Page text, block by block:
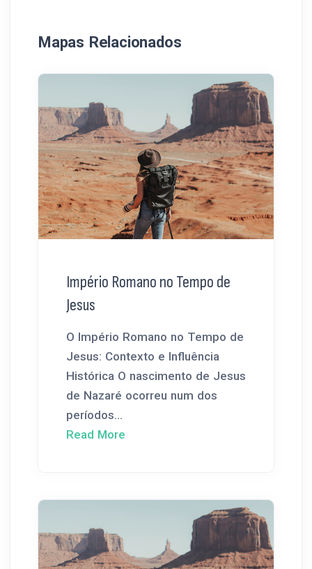
Mapas Relacionados
Império Romano no Tempo de
Jesus
O Império Romano no Tempo de
Jesus: Contexto e Influência
Histórica O nascimento de Jesus
de Nazaré ocorreu num dos
períodos...
Read More